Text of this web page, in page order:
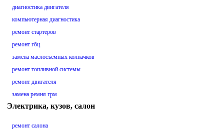
диагностика двигателя
компьютерная диагностика
ремонт стартеров
ремонт гбц
замена маслосъемных колпачков
ремонт топливной системы
ремонт двигателя
замена ремня грм
Электрика, кузов, салон
ремонт салона